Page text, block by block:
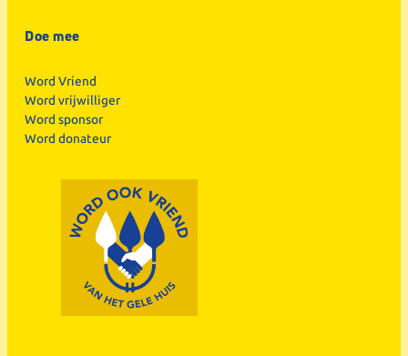
Doe mee
Word Vriend
Word vrijwilliger
Word sponsor
Word donateur